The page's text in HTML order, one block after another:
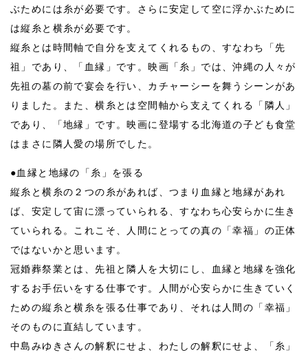
ぶためには糸が必要です。さらに安定して空に浮かぶために
は縦糸と横糸が必要です。
縦糸とは時間軸で自分を支えてくれるもの、すなわち「先
祖」であり、「血縁」です。映画「糸」では、沖縄の人々が
先祖の墓の前で宴会を行い、カチャーシーを舞うシーンがあ
りました。また、横糸とは空間軸から支えてくれる「隣人」
であり、「地縁」です。映画に登場する北海道の子ども食堂
はまさに隣人愛の場所でした。
●血縁と地縁の「糸」を張る
縦糸と横糸の２つの糸があれば、つまり血縁と地縁があれ
ば、安定して宙に漂っていられる、すなわち心安らかに生き
ていられる。これこそ、人間にとっての真の「幸福」の正体
ではないかと思います。
冠婚葬祭業とは、先祖と隣人を大切にし、血縁と地縁を強化
するお手伝いをする仕事です。人間が心安らかに生きていく
ための縦糸と横糸を張る仕事であり、それは人間の「幸福」
そのものに直結しています。
中島みゆきさんの解釈にせよ、わたしの解釈にせよ、「糸」